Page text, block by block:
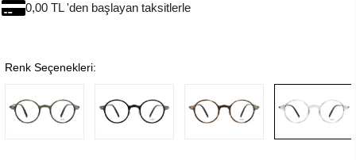
0,00 TL 'den başlayan taksitlerle
Renk Seçenekleri: